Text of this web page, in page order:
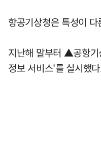
항공기상청은 특성이
지난해 말부터 ▲공항
정보 서비스'를 실시했